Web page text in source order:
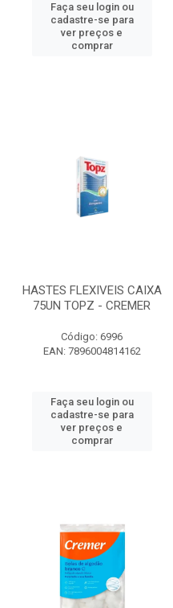
Faça seu login ou
cadastre-se para
ver preços e
comprar
HASTES FLEXIVEIS CAIXA
75UN TOPZ - CREMER
Código: 6996
EAN: 7896004814162
Faça seu login ou
cadastre-se para
ver preços e
comprar